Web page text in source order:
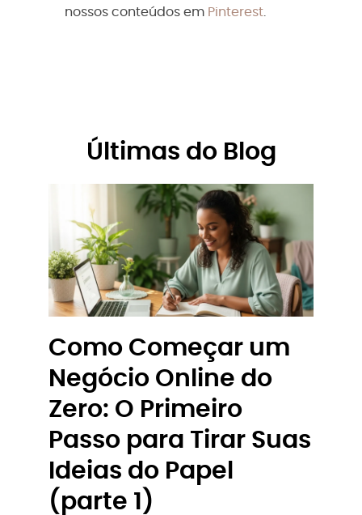
nossos conteúdos em Pinterest
Últimas do Blog
Como Começar um
Negócio Online do
Zero: O Primeiro
Passo para Tirar Suas
Ideias do Papel
(parte 1)